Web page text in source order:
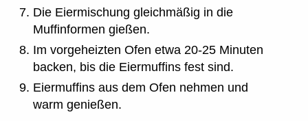
Die Eiermischung gleichmäßig in die
Muffinformen gießen.
Im vorgeheizten Ofen etwa 20-25 Minuten
backen, bis die Eiermuffins fest sind.
Eiermuffins aus dem Ofen nehmen und
warm genießen.